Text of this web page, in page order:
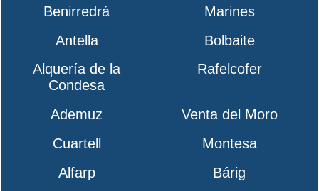
Benirredrá
Marines
Antella
Bolbaite
Alquería de la
Condesa
Rafelcofer
Ademuz
Venta del Moro
Cuartell
Montesa
Alfarp
Bárig